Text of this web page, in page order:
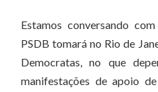
Estamos conversando
PSDB tomará no Rio de
Democratas, no que
manifestações de apoio